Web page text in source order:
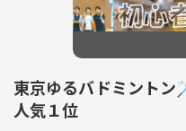
東京ゆるバドミントン
人気１位